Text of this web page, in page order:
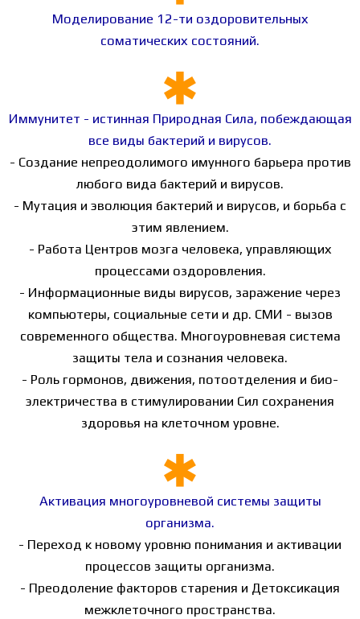
Моделирование 12-ти оздоровительных
соматических состояний.
Иммунитет - истинная Природная Сила, побеждающая
все виды бактерий и вирусов.
- Создание непреодолимого имунного барьера против
любого вида бактерий и вирусов.
- Мутация и эволюция бактерий и вирусов, и борьба с
этим явлением.
- Работа Центров мозга человека, управляющих
процессами оздоровления.
- Информационные виды вирусов, заражение через
компьютеры, социальные сети и др. СМИ - вызов
современного общества. Многоуровневая система
защиты тела и сознания человека.
- Роль гормонов, движения, потоотделения и био-
электричества в стимулировании Сил сохранения
здоровья на клеточном уровне.
Активация многоуровневой системы защиты
организма.
- Переход к новому уровню понимания и активации
процессов защиты организма.
- Преодоление факторов старения и Детоксикация
межклеточного пространства.